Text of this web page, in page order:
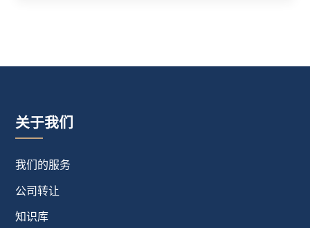
关于我们
我们的服务
公司转让
知识库